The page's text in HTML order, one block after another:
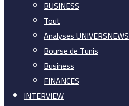
BUSINESS
Tout
Analyses UNIVERSNEWS
Bourse de Tunis
Business
FINANCES
INTERVIEW